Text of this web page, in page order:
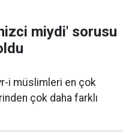
miydi' sorusu
i müslimleri en çok
çok daha farklı